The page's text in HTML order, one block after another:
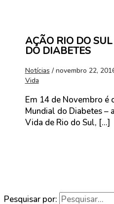
AÇÃO RIO DO
DO DIABETES
Notícias / novembro 22,
Vida
Em 14 de Novembro é
Mundial do Diabetes –
Vida de Rio do Sul, […]
Pesquisar por: